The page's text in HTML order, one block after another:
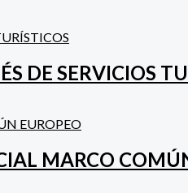
DE SERVICIOS
MARCO